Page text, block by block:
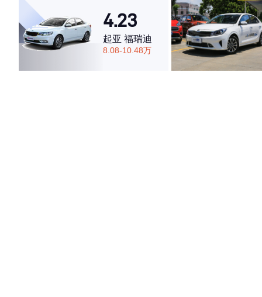
4.23
起亚 福瑞迪
8.08-10.48万